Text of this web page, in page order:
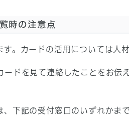
時の注意点
。カードの活用については人
ドを見て連絡したことをお伝
下記の受付窓口のいずれかま